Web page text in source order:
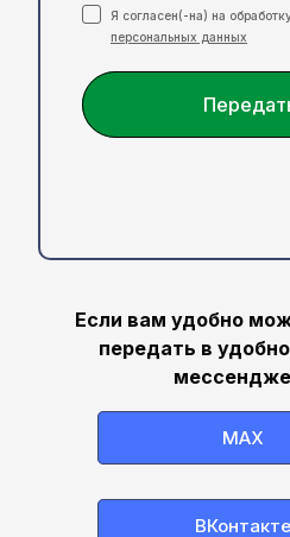
Если вам удобно
передать в
ВКонтакте
МАХ
Я согласен(-на) на
персональных данных